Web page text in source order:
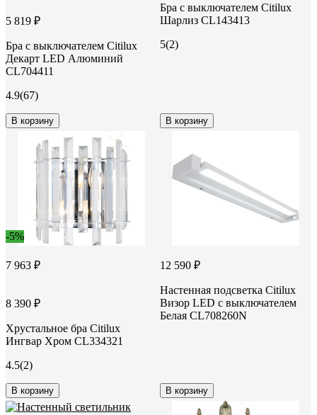
5 819 ₽
Бра с выключателем Citilux
Декарт LED Алюминий
CL704411
4.9(67)
В корзину
Бра с выключателем Citilux
Шарлиз CL143413
5(2)
В корзину
-5%
7 963 ₽
8 390 ₽
Хрустальное бра Citilux
Ингвар Хром CL334321
4.5(2)
В корзину
12 590 ₽
Настенная подсветка Citilux
Визор LED с выключателем
Белая CL708260N
В корзину